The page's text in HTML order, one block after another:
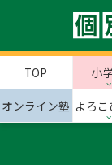
TOP 小
オンライン塾 よろ